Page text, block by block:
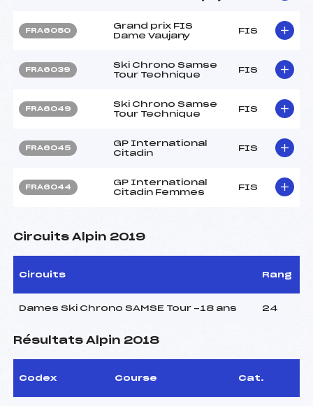
FRA6050
Grand prix FIS
Dame Vaujany
FIS
FRA6039
Ski Chrono Samse
Tour Technique
FIS
FRA6049
Ski Chrono Samse
Tour Technique
FIS
FRA6045
GP International
Citadin
FIS
FRA6044
GP International
Citadin Femmes
FIS
Circuits Alpin 2019
Circuits Rang
Dames Ski Chrono SAMSE Tour -18 ans 24
Résultats Alpin 2018
Codex Course Cat.